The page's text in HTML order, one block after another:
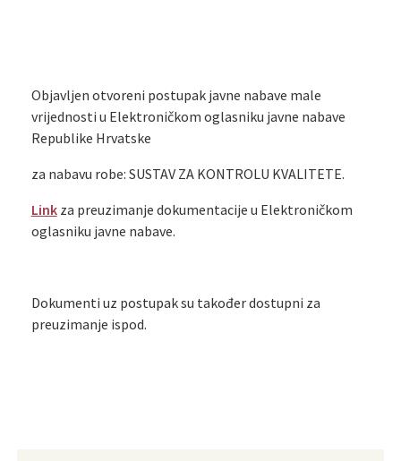
Objavljen otvoreni postupak javne nabave male
vrijednosti u Elektroničkom oglasniku javne nabave
Republike Hrvatske
za nabavu robe: SUSTAV ZA KONTROLU KVALITETE.
Linkza preuzimanje dokumentacije u Elektroničkom
oglasniku javne nabave.
Dokumenti uz postupak su također dostupni za
preuzimanje ispod.